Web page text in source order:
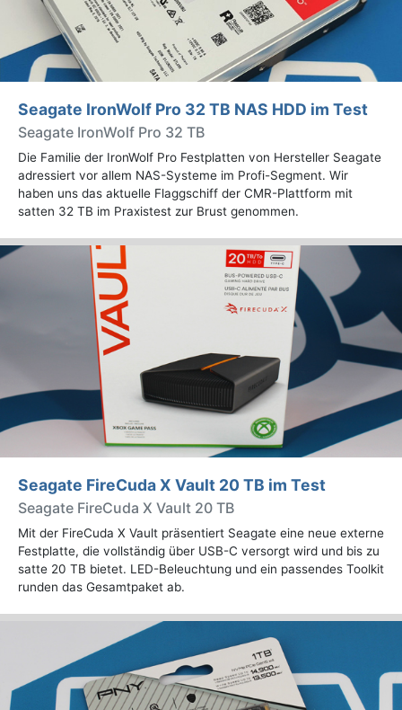
Seagate IronWolf Pro 32 TB NAS HDD im Test
Seagate IronWolf Pro 32 TB
Die Familie der IronWolf Pro Festplatten von Hersteller Seagate
adressiert vor allem NAS-Systeme im Profi-Segment. Wir
haben uns das aktuelle Flaggschiff der CMR-Plattform mit
satten 32 TB im Praxistest zur Brust genommen.
Seagate FireCuda X Vault 20 TB im Test
Seagate FireCuda X Vault 20 TB
Mit der FireCuda X Vault präsentiert Seagate eine neue externe
Festplatte, die vollständig über USB-C versorgt wird und bis zu
satte 20 TB bietet. LED-Beleuchtung und ein passendes Toolkit
runden das Gesamtpaket ab.